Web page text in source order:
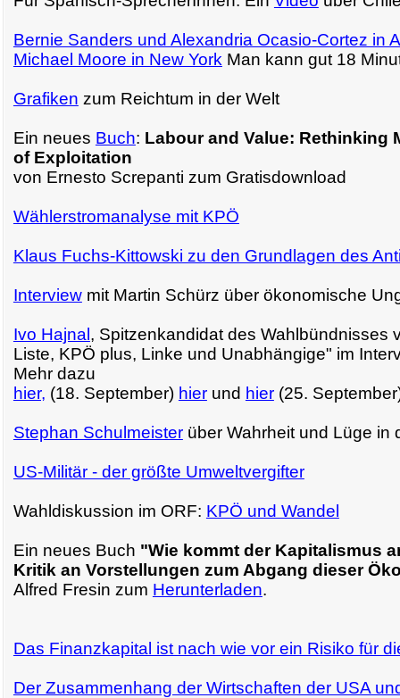
Bernie Sanders und Alexandria Ocasio-Cortez in
Michael Moore in New York Man kann gut 18
Grafiken zum Reichtum in der Welt
Ein neues Buch: Labour and Value: Rethinking
of Exploitation
von Ernesto Screpanti zum Gratisdownload
Wählerstromanalyse mit KPÖ
Klaus Fuchs-Kittowski zu den Grundlagen des
Interviewmit Martin Schürz über ökonomische
Ivo Hajnal, Spitzenkandidat des Wahlbündnisses
Liste, KPÖ plus, Linke und Unabhängige" im
Mehr dazu
hier, (18. September) hierund hier(25.
Stephan Schulmeisterüber Wahrheit und Lüge in
US-Militär - der größte Umweltvergifter
Wahldiskussion im ORF: KPÖ und Wandel
Ein neues Buch "Wie kommt der Kapitalismus
Kritik an Vorstellungen zum Abgang dieser
Alfred Fresin zum Herunterladen.
Das Finanzkapital ist nach wie vor ein Risiko für
Der Zusammenhang der Wirtschaften der USA